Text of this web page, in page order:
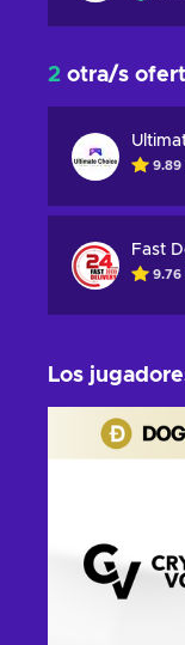
2 otra/s
9.89
Fast
9.76
Los